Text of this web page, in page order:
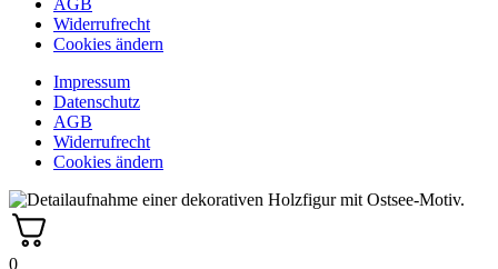
AGB
Widerrufrecht
Cookies ändern
Impressum
Datenschutz
AGB
Widerrufrecht
Cookies ändern
0